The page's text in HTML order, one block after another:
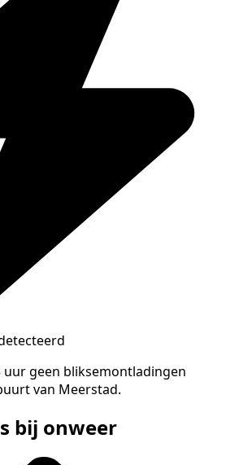
uur geen bliksemontladingen
van Meerstad.
bij onweer